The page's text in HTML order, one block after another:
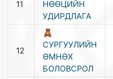
11
НӨӨЦИЙН
УДИРДЛАГА
12
🧸
СУРГУУЛИЙН
ӨМНӨХ
БОЛОВСРОЛ